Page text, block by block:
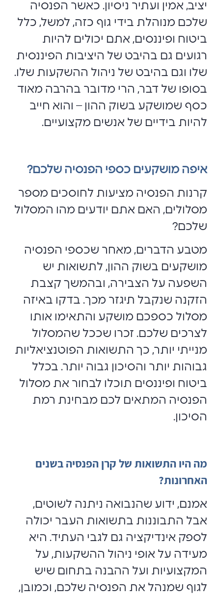
יציב, אמין ועתיר ניסיון. כאשר הפנסיה
שלכם מנוהלת בידי גוף כזה, למשל, כלל
ביטוח ופיננסים, אתם יכולים להיות
רגועים גם בהיבט של היציבות הפיננסית
שלו וגם בהיבט של ניהול ההשקעות שלו.
בסופו של דבר, הרי מדובר בהרבה מאוד
כסף שמושקע בשוק ההון – והוא חייב
להיות בידיים של אנשים מקצועיים.
איפה מושקעים כספי הפנסיה שלכם?
קרנות הפנסיה מציעות לחוסכים מספר
מסלולים, האם אתם יודעים מהו המסלול
שלכם?
מטבע הדברים, מאחר שכספי הפנסיה
מושקעים בשוק ההון, לתשואות יש
השפעה על הצבירה, ובהמשך קצבת
הזקנה שנקבל תיגזר מכך. בדקו באיזה
מסלול כספכם מושקע והתאימו אותו
לצרכים שלכם. זכרו שככל שהמסלול
מנייתי יותר, כך התשואות הפוטנציאליות
גבוהות יותר והסיכון גבוה יותר. בכלל
ביטוח ופיננסים תוכלו לבחור את מסלול
הפנסיה המתאים לכם מבחינת רמת
הסיכון.
מה היו התשואות של קרן הפנסיה בשנים
האחרונות?
אמנם, ידוע שהנבואה ניתנה לשוטים,
אבל התבוננות בתשואות העבר יכולה
לספק אינדיקציה גם לגבי העתיד. היא
מעידה על אופי ניהול ההשקעות, על
המקצועיות ועל ההבנה בתחום שיש
לגוף שמנהל את הפנסיה שלכם, וכמובן,